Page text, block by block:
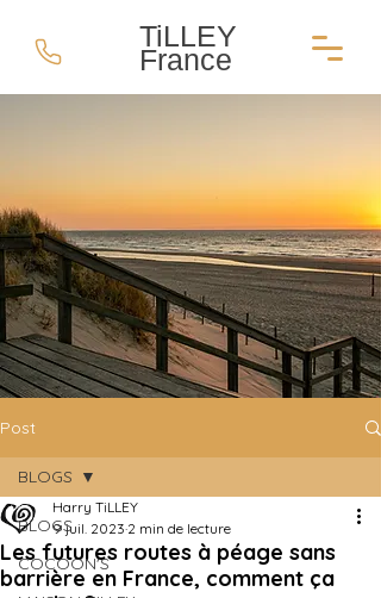
TiLLEY
France
Post
BLOGS
COCOON'S
BLOGS
Les futures routes à péage sans
barrière en France, comment ça
Harry TiLLEY
9 juil. 2023 2 min de lecture